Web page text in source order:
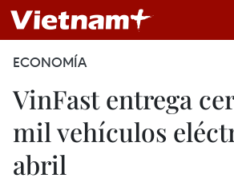
ECONOMÍA
VinFast entrega
mil vehículos
abril